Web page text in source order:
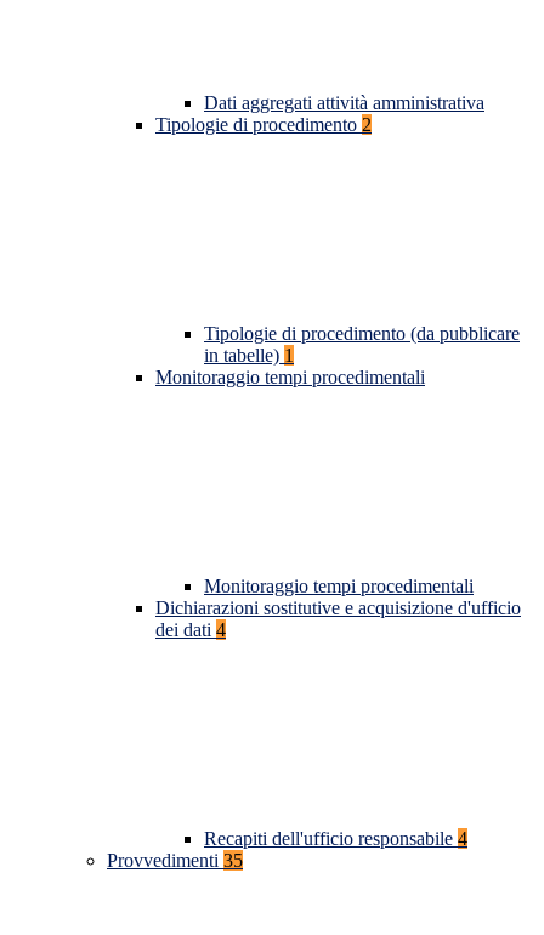
Dati aggregati attività amministrativa
Tipologie di procedimento 2
Tipologie di procedimento (da pubblicare
in tabelle) 1
Monitoraggio tempi procedimentali
Monitoraggio tempi procedimentali
Dichiarazioni sostitutive e acquisizione d'ufficio
dei dati 4
Recapiti dell'ufficio responsabile 4
Provvedimenti 35